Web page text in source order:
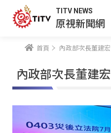
TITV NEWS
原視新聞網
首頁 內政部次長董建宏
內政部次長董建宏